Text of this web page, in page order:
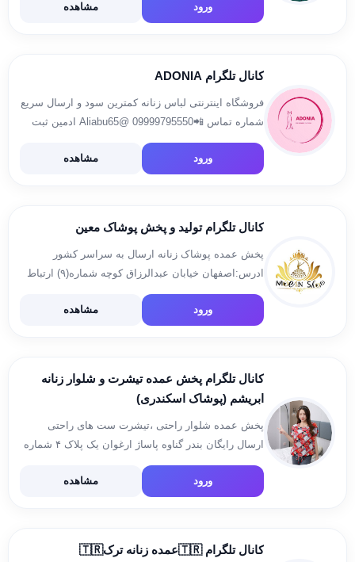
@Haraj556080 ********************* کانال کد وورود مشاهده
کانال تلگرام ADONIA
فروشگاه اینترنتی لباس زنانه کمترین سود و ارسال سریع
شماره تماس 📲09999795550 @Aliabu65 ادمین ثبت
سفارش
ورود
مشاهده
کانال تلگرام تولید و پخش پوشاک معین
پخش عمده پوشاک زنانه ارسال به سراسر کشور
ادرس:اصفهان خیابان عبدالرزاق کوچه شماره(۹) ارتباط
اعتماد:https://t.me/rezayatpooshakmoein شماره
ورود مشاهده
کانال تلگرام پخش عمده تیشرت و شلوار زنانه
ابریشم (پوشاک اسکندری)
پخش عمده شلوار راحتی ،تیشرت ست های راحتی
ارسال رایگان بندر گناوه پاساژ ارغوان یک پلاک ۴ شماره
تماس ۰۹۱۷۹۷۴۳۳۰۳ کانال رسیدهای پستی
https://t.me/abrissham @abbas_es33 اینستا
ورود مشاهده
کانال تلگرام 🇹🇷عمده زنانه ترک🇹🇷